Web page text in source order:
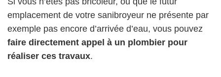
emplacement de votre sanibroyeur ne présente par
exemple pas encore d’arrivée d’eau, vous pouvez
faire directement appel à un plombier pour
réaliser ces travaux.